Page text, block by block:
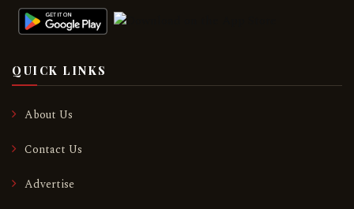
QUICK LINKS
About Us
Contact Us
Advertise